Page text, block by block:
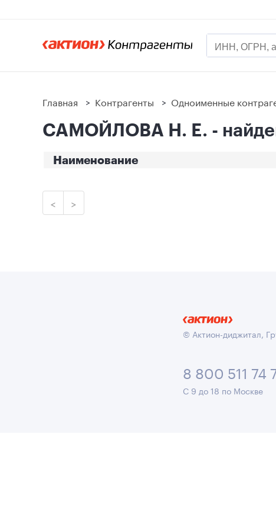
Главная > Контрагенты > Одноименные
САМОЙЛОВА Н. Е. -
Наименование
< >
© Актион-диджитал,
8 800 511 74
С 9 до 18 по Москве